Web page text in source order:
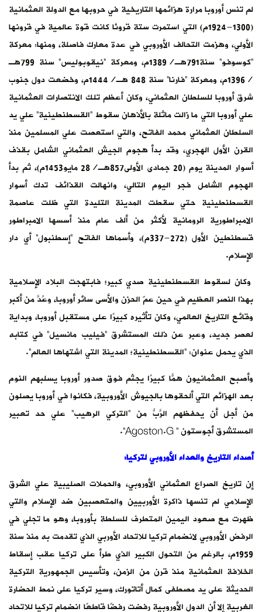
لم تنس أوروبا مرارة هزائمها التاريخية في حروبها مع الدولة العثمانية
(1300-1924م) التي استمرت ستة قرونًا كانت قوة عالمية في قرونها
الأولي، وهزمت التحالف الأوروبي في عدة معارك فاصلة، ومنها: معركة
“كوسوفو” سنة791هـ/1389م، ومعركة “نيقوبوليس” سنة 799هـ
/1396م، ومعركة “فارنا” سنة 848 هـ/1444م، وخضعت دول جنوب
شرق أوروبا للسلطان العثماني، وكان أعظم تلك الانتصارات العثمانية
علي أوروبا التي ما زالت ماثلة بالأذهان سقوط “القسطنطينية” علي يد
السلطان العثماني محمد الفاتح، والتي استعصت علي المسلمين منذ
القرن الأول الهجري، وقد بدأ هجوم الجيش العثماني الشامل بقذف
أسوار المدينة يوم (20 جمادى الأولى857هـ/28 مايو1453م)، ثم بدأ
الهجوم الشامل فجر اليوم التالي، وانهالت القذائف تدك أسوار
القسطنطينية حتي سقطت المدينة التليدة التي ظلت عاصمة
الامبراطورية الرومانية لأكثر من ألف عام منذ أسسها الامبراطور
قسطنطين الأول (272-337م)، وأسماها الفاتح “إسطنبول” أي دار
الإسلام.
وكان لسقوط القسطنطينية صدي كبير؛ فابتهجت البلاد الإسلامية
بهذا النصر العظيم في حين عمّ الحزن والأسى سائر أوروبا، وعُدَّ من أكبر
وقائع التاريخ العالمي، وكان تأثيره كبيرًا على مستقبل أوروبا، وبداية
لعصر جديد، وعبر عن ذلك المستشرق “فيليب مانسيل” في كتابه
الذي يحمل عنوان: “القسطنطينية؛ المدينة التي اشتهاها العالم”.
وأصبح العثمانيون همًّا كبيرًا يجثم فوق صدور أوروبا يسلبهم النوم
بعد الهزائم التي ألحقوها بالجيوش الأوروبية، فكانوا في أوروبا يصلون
من أجل أن يحفظهم الرَّبُّ من “التركي الرهيب” علي حد تعبير
المستشرق أجوستون ” Agoston.G”.
أصداء التاريخ والعداء الأوروبي لتركيا:
إن تاريخ الصراع العثماني الأوروبي، والحملات الصليبية علي الشرق
الإسلامي لم تنسها ذاكرة الأوربيين والمتعصبين ضد الإسلام والتي
ظهرت مع صعود اليمين المتطرف للسلطة بأوروبا، وهو ما تجلي في
الرفض الأوروبي لانضمام تركيا للاتحاد الأوربي الذي تقدمت به منذ سنة
1959م، بالرغم من التحول الكبير الذي طرأ على تركيا عقب إسقاط
الخلافة العثمانية منذ قرن من الزمن، وتأسيس الجمهورية التركية
الحديثة على يد مصطفى كمال أتاتورك، وسير تركيا على نمط الحضارة
الغربية إلا أن الدول الأوروبية رفضت رفضًا قاطعًا انضمام تركيا للاتحاد